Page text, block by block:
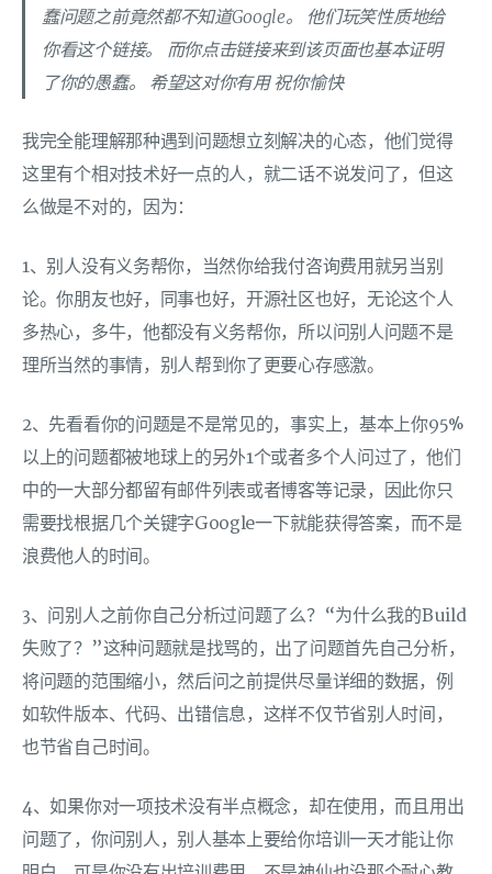
蠢问题之前竟然都不知道Google。 他们玩笑性质地给
你看这个链接。 而你点击链接来到该页面也基本证明
了你的愚蠢。 希望这对你有用 祝你愉快
我完全能理解那种遇到问题想立刻解决的心态，他们觉得
这里有个相对技术好一点的人，就二话不说发问了，但这
么做是不对的，因为：
1、别人没有义务帮你，当然你给我付咨询费用就另当别
论。你朋友也好，同事也好，开源社区也好，无论这个人
多热心，多牛，他都没有义务帮你，所以问别人问题不是
理所当然的事情，别人帮到你了更要心存感激。
2、先看看你的问题是不是常见的，事实上，基本上你95%
以上的问题都被地球上的另外1个或者多个人问过了，他们
中的一大部分都留有邮件列表或者博客等记录，因此你只
需要找根据几个关键字Google一下就能获得答案，而不是
浪费他人的时间。
3、问别人之前你自己分析过问题了么？“为什么我的Build
失败了？”这种问题就是找骂的，出了问题首先自己分析，
将问题的范围缩小，然后问之前提供尽量详细的数据，例
如软件版本、代码、出错信息，这样不仅节省别人时间，
也节省自己时间。
4、如果你对一项技术没有半点概念，却在使用，而且用出
问题了，你问别人，别人基本上要给你培训一天才能让你